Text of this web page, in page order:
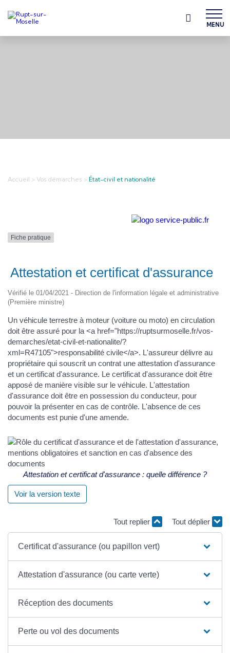
MENU
Accueil > Vos démarches > État-civil et nationalité
Fiche pratique
Attestation et certificat d'assurance
Vérifié le 01/04/2021 - Direction de l'information légale et administrative
(Première ministre)
Un véhicule terrestre à moteur (voiture ou moto) en circulation
doit être assuré pour la <a href="https://ruptsurmoselle.fr/vos-
demarches/etat-civil-et-nationalite/?
xml=R47105">responsabilité civile</a>. L'assureur délivre au
propriétaire qui souscrit un contrat une attestation d'assurance
et un certificat d'assurance. Le certificat d'assurance doit être
apposé de manière visible sur le véhicule. L'attestation
d'assurance doit être en possession du conducteur, pour
pouvoir la présenter en cas de contrôle. L'absence de ces
documents est punie d'une amende.
Attestation et certificat d'assurance : quelle différence ?
Voir la version texte
Tout replier Tout déplier
Certificat d'assurance (ou papillon vert)
Attestation d'assurance (ou carte verte)
Réception des documents
Perte ou vol des documents